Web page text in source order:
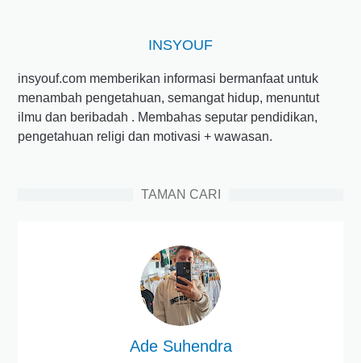
INSYOUF
insyouf.com memberikan informasi bermanfaat untuk
menambah pengetahuan, semangat hidup, menuntut
ilmu dan beribadah . Membahas seputar pendidikan,
pengetahuan religi dan motivasi + wawasan.
TAMAN CARI
Ade Suhendra